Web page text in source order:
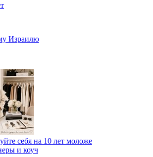
Израилю
себя на 10 лет моложе
и коуч